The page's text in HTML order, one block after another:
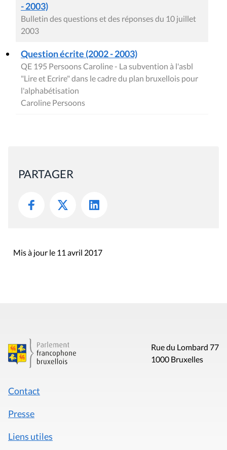
- 2003)
Bulletin des questions et des réponses du 10 juillet
2003
Question écrite (2002 - 2003)
QE 195 Persoons Caroline - La subvention à l'asbl
"Lire et Ecrire" dans le cadre du plan bruxellois pour
l'alphabétisation
Caroline Persoons
PARTAGER
Mis à jour le 11 avril 2017
Rue du Lombard 77
1000 Bruxelles
Contact
Presse
Liens utiles